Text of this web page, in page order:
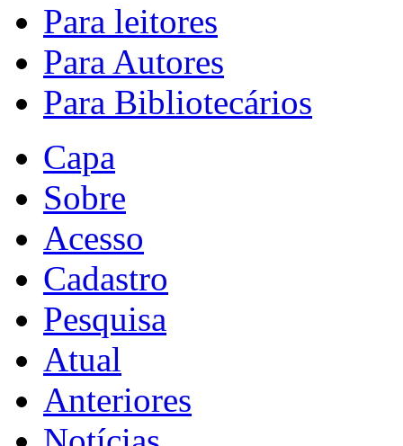
Para leitores
Para Autores
Para Bibliotecários
Capa
Sobre
Acesso
Cadastro
Pesquisa
Atual
Anteriores